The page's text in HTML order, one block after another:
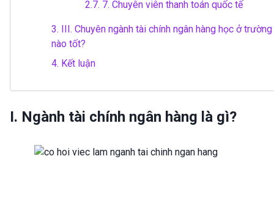
2.7. 7. Chuyên viên thanh toán quốc tế
3. III. Chuyên ngành tài chính ngân hàng học ở trường
nào tốt?
4. Kết luận
I. Ngành tài chính ngân hàng là gì?